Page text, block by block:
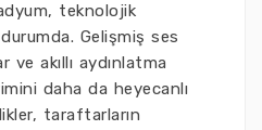
teknolojik
Gelişmiş ses
akıllı aydınlatma
daha da heyecanlı
taraftarların